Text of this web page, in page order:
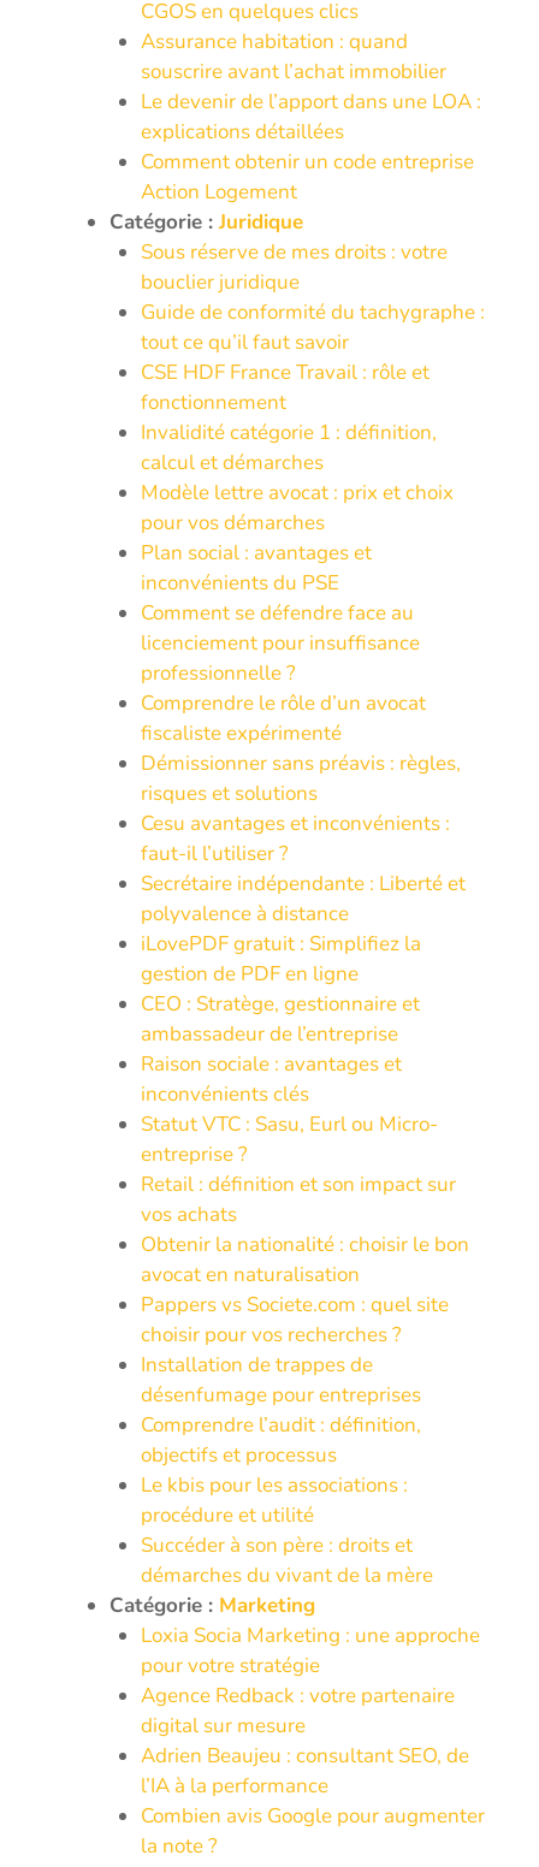
CGOS en quelques clics
Assurance habitation : quand
souscrire avant l’achat immobilier
Le devenir de l’apport dans une LOA :
explications détaillées
Comment obtenir un code entreprise
Action Logement
Catégorie :Juridique
Sous réserve de mes droits : votre
bouclier juridique
Guide de conformité du tachygraphe :
tout ce qu’il faut savoir
CSE HDF France Travail : rôle et
fonctionnement
Invalidité catégorie 1 : définition,
calcul et démarches
Modèle lettre avocat : prix et choix
pour vos démarches
Plan social : avantages et
inconvénients du PSE
Comment se défendre face au
licenciement pour insuffisance
professionnelle ?
Comprendre le rôle d’un avocat
fiscaliste expérimenté
Démissionner sans préavis : règles,
risques et solutions
Cesu avantages et inconvénients :
faut-il l’utiliser ?
Secrétaire indépendante : Liberté et
polyvalence à distance
iLovePDF gratuit : Simplifiez la
gestion de PDF en ligne
CEO : Stratège, gestionnaire et
ambassadeur de l’entreprise
Raison sociale : avantages et
inconvénients clés
Statut VTC : Sasu, Eurl ou Micro-
entreprise ?
Retail : définition et son impact sur
vos achats
Obtenir la nationalité : choisir le bon
avocat en naturalisation
Pappers vs Societe.com : quel site
choisir pour vos recherches ?
Installation de trappes de
désenfumage pour entreprises
Comprendre l’audit : définition,
objectifs et processus
Le kbis pour les associations :
procédure et utilité
Succéder à son père : droits et
démarches du vivant de la mère
Catégorie : Marketing
Loxia Socia Marketing : une approche
pour votre stratégie
Agence Redback : votre partenaire
digital sur mesure
Adrien Beaujeu : consultant SEO, de
l’IA à la performance
Combien avis Google pour augmenter
la note ?